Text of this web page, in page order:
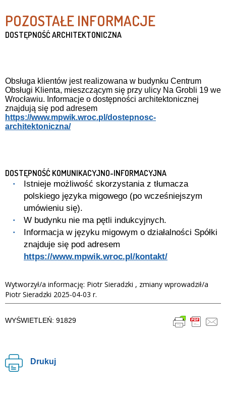
POZOSTAŁE INFORMACJE
DOSTĘPNOŚĆ ARCHITEKTONICZNA
Obsługa klientów jest realizowana w budynku Centrum
Obsługi Klienta, mieszczącym się przy ulicy Na Grobli 19 we
Wrocławiu. Informacje o dostępności architektonicznej
znajdują się pod adresem
https://www.mpwik.wroc.pl/dostepnosc-
architektoniczna/
DOSTĘPNOŚĆ KOMUNIKACYJNO-INFORMACYJNA
Istnieje możliwość skorzystania z tłumacza
polskiego języka migowego (po wcześniejszym
umówieniu się).
W budynku nie ma pętli indukcyjnych.
Informacja w języku migowym o działalności Spółki
znajduje się pod adresem
https://www.mpwik.wroc.pl/kontakt/
Wytworzył/a informację: Piotr Sieradzki , zmiany wprowadził/a
Piotr Sieradzki 2025-04-03 r.
WYŚWIETLEŃ: 91829
Drukuj